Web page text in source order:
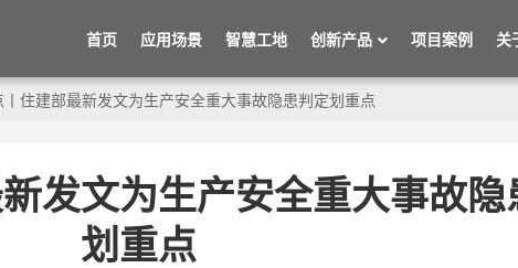
首页 应用场景 智慧工地 创新产品 项目案例 关
丨住建部最新发文为生产安全重大事故隐患判定划重点
发文为生产安全重大事故隐
划重点